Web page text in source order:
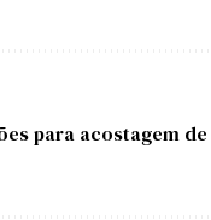
para acostagem de